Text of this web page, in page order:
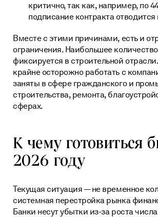
критично, так как, например, по
подписание контракта отводится
Вместе с этими причинами, есть и
ограничения. Наибольшее
фиксируется в строительной
крайне осторожно работать с
заняты в сфере гражданского и
строительства, ремонта,
сферах.
К чему готовиться
2026 году
Текущая ситуация — не временное
системная перестройка рынка
Банки несут убытки из-за роста